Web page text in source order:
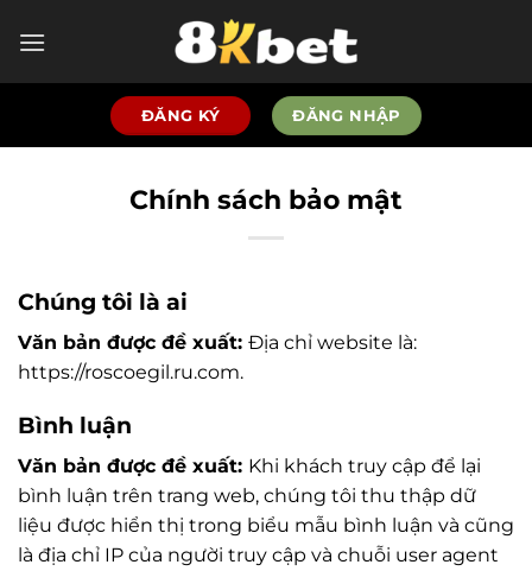
qua
ĐĂNG KÝ ĐĂNG NHẬP
Chính sách bảo mật
Chúng tôi là ai
Văn bản được đề xuất: Địa chỉ website là:
https://roscoegil.ru.com.
Bình luận
Văn bản được đề xuất: Khi khách truy cập để lại
bình luận trên trang web, chúng tôi thu thập dữ
liệu được hiển thị trong biểu mẫu bình luận và cũng
là địa chỉ IP của người truy cập và chuỗi user agent